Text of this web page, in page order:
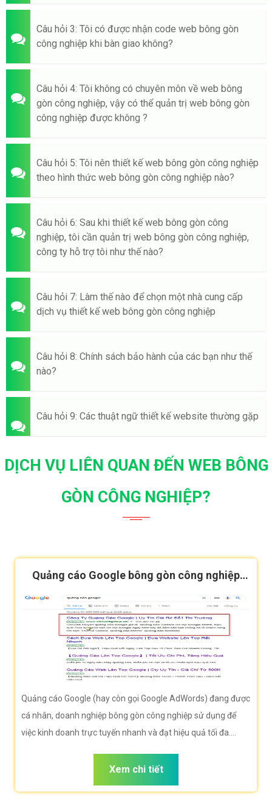
Câu hỏi 3: Tôi có được nhận code web bông gòn
công nghiệp khi bàn giao không?
Câu hỏi 4: Tôi không có chuyên môn về web bông
gòn công nghiệp, vậy có thể quản trị web bông gòn
công nghiệp được không ?
Câu hỏi 5: Tôi nên thiết kế web bông gòn công nghiệp
theo hình thức web bông gòn công nghiệp nào?
Câu hỏi 6: Sau khi thiết kế web bông gòn công
nghiệp, tôi cần quản trị web bông gòn công nghiệp,
công ty hỗ trợ tôi như thế nào?
Câu hỏi 7: Làm thế nào để chọn một nhà cung cấp
dịch vụ thiết kế web bông gòn công nghiệp
Câu hỏi 8: Chính sách bảo hành của các bạn như thế
nào?
Câu hỏi 9: Các thuật ngữ thiết kế website thường gặp
DỊCH VỤ LIÊN QUAN ĐẾN WEB BÔNG
GÒN CÔNG NGHIỆP?
Quảng cáo Google bông gòn công nghiệp
Quảng cáo Google (hay còn gọi Google AdWords) đang được
cá nhân, doanh nghiệp bông gòn công nghiệp sử dụng để
việc kinh doanh trực tuyến nhanh và đạt hiệu quả tối đa.
Quảng cáo Google bông gòn công nghiệp với những tính
Xem chi tiết